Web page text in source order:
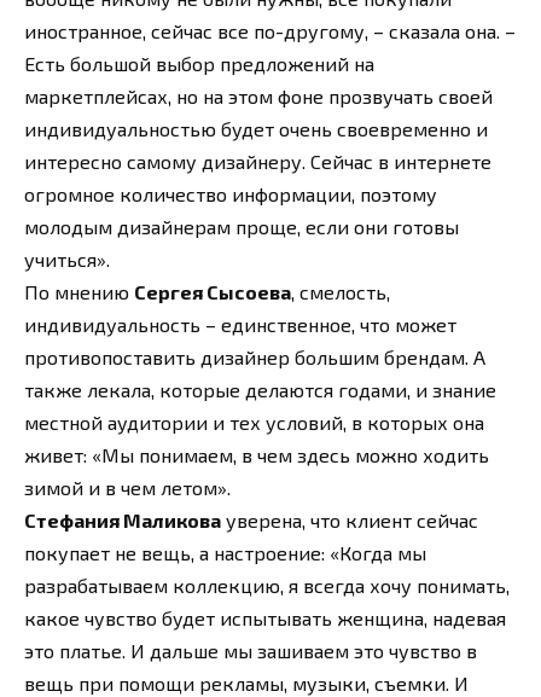
иностранное, сейчас все по-другому, – сказала она. –
Есть большой выбор предложений на
маркетплейсах, но на этом фоне прозвучать своей
индивидуальностью будет очень своевременно и
интересно самому дизайнеру. Сейчас в интернете
огромное количество информации, поэтому
молодым дизайнерам проще, если они готовы
учиться».
По мнению Сергея Сысоева, смелость,
индивидуальность – единственное, что может
противопоставить дизайнер большим брендам. А
также лекала, которые делаются годами, и знание
местной аудитории и тех условий, в которых она
живет: «Мы понимаем, в чем здесь можно ходить
зимой и в чем летом».
Стефания Маликова уверена, что клиент сейчас
покупает не вещь, а настроение: «Когда мы
разрабатываем коллекцию, я всегда хочу понимать,
какое чувство будет испытывать женщина, надевая
это платье. И дальше мы зашиваем это чувство в
вещь при помощи рекламы, музыки, съемки. И